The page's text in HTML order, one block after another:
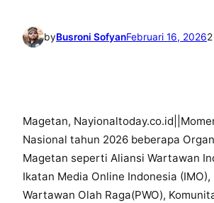
byBusroni SofyanFebruari 16, 2026
Magetan,
Nasional tahun 2026 beberapa
Magetan seperti Aliansi Wartawan
Ikatan Media Online Indonesia
Wartawan Olah Raga(PWO),